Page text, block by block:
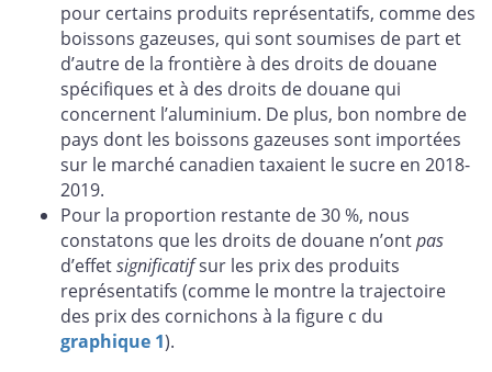
pour certains produits représentatifs, comme des
boissons gazeuses, qui sont soumises de part et
d’autre de la frontière à des droits de douane
spécifiques et à des droits de douane qui
concernent l’aluminium. De plus, bon nombre de
pays dont les boissons gazeuses sont importées
sur le marché canadien taxaient le sucre en 2018-
2019.
Pour la proportion restante de 30 %, nous
constatons que les droits de douane n’ontpas
d’effetsignificatifsur les prix des produits
représentatifs (comme le montre la trajectoire
des prix des cornichons à la figure c du
graphique 1).